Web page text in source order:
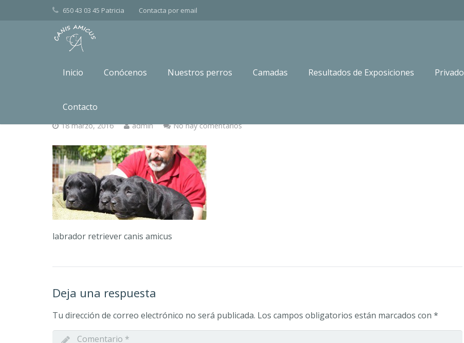
650 43 03 45 Patricia Contacta por email
Inicio Conócenos Nuestros perros Camadas Resultados de Exposiciones Privado
Contacto
18 marzo, 2016 admin No hay comentarios
labrador retriever canis amicus
Deja una respuesta
Tu dirección de correo electrónico no será publicada. Los campos obligatorios están marcados con *